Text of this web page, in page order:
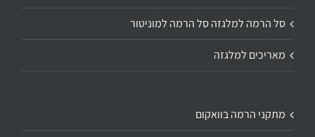
סל הרמה למלגזה סל הרמה למוניטור
מאריכים למלגזה
מתקני הרמה בוואקום